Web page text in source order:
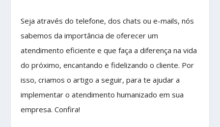
Seja através do telefone, dos chats ou e-mails, nós
sabemos da importância de oferecer um
atendimento eficiente e que faça a diferença na vida
do próximo, encantando e fidelizando o cliente. Por
isso, criamos o artigo a seguir, para te ajudar a
implementar o atendimento humanizado em sua
empresa. Confira!